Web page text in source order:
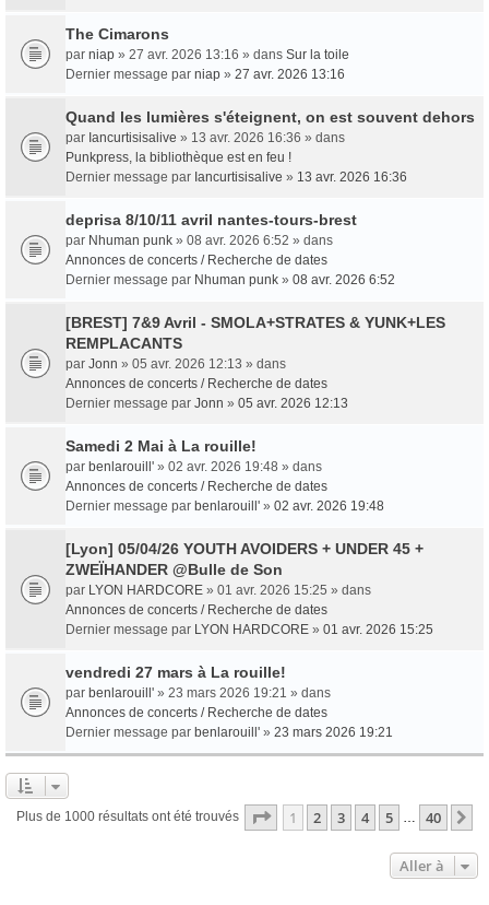
The Cimarons
par niap » 27 avr. 2026 13:16 » dans Sur la toile
Dernier message par niap » 27 avr. 2026 13:16
Quand les lumières s'éteignent, on est souvent dehors
par Iancurtisisalive » 13 avr. 2026 16:36 » dans
Punkpress, la bibliothèque est en feu !
Dernier message par Iancurtisisalive » 13 avr. 2026 16:36
deprisa 8/10/11 avril nantes-tours-brest
par Nhuman punk » 08 avr. 2026 6:52 » dans
Annonces de concerts / Recherche de dates
Dernier message par Nhuman punk » 08 avr. 2026 6:52
[BREST] 7&9 Avril - SMOLA+STRATES & YUNK+LES
REMPLACANTS
par Jonn » 05 avr. 2026 12:13 » dans
Annonces de concerts / Recherche de dates
Dernier message par Jonn » 05 avr. 2026 12:13
Samedi 2 Mai à La rouille!
par benlarouill' » 02 avr. 2026 19:48 » dans
Annonces de concerts / Recherche de dates
Dernier message par benlarouill' » 02 avr. 2026 19:48
[Lyon] 05/04/26 YOUTH AVOIDERS + UNDER 45 +
ZWEÏHANDER @Bulle de Son
par LYON HARDCORE » 01 avr. 2026 15:25 » dans
Annonces de concerts / Recherche de dates
Dernier message par LYON HARDCORE » 01 avr. 2026 15:25
vendredi 27 mars à La rouille!
par benlarouill' » 23 mars 2026 19:21 » dans
Annonces de concerts / Recherche de dates
Dernier message par benlarouill' » 23 mars 2026 19:21
Plus de 1000 résultats ont été trouvés Page 1sur40
1 2 3 4 5 … 40
Aller à